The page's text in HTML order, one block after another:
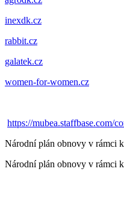
inexdk.cz
rabbit.cz
galatek.cz
women-for-women.cz
https://mubea.staffbase.com/
Národní plán obnovy v rámci
Národní plán obnovy v rámci